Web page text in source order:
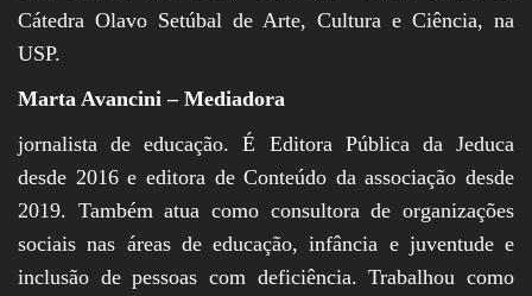
Cátedra Olavo Setúbal de Arte, Cultura e Ciência, na
USP.
Marta Avancini – Mediadora
jornalista de educação. É Editora Pública da Jeduca
desde 2016 e editora de Conteúdo da associação desde
2019. Também atua como consultora de organizações
sociais nas áreas de educação, infância e juventude e
inclusão de pessoas com deficiência. Trabalhou como